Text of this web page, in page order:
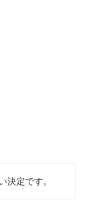
決定です。